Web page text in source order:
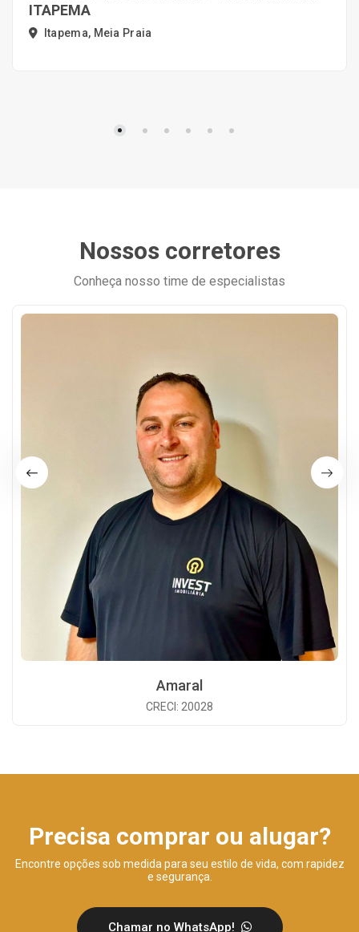
ITAPEMA
Itapema, Meia Praia
Nossos corretores
Conheça nosso time de especialistas
Amaral
CRECI: 20028
Precisa comprar ou alugar?
Encontre opções sob medida para seu estilo de vida, com rapidez
e segurança.
Chamar no WhatsApp!